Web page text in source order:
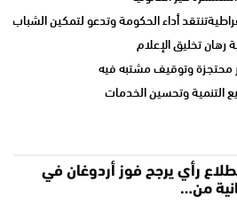
أداء الحكومة وتدعو لتمكين الشباب
رهان تخليق الإعلام
محتجزة وتوقيف مشتبه فيه
التنمية وتحسين الخدمات
رأي يرجح فوز أردوغان في
من…